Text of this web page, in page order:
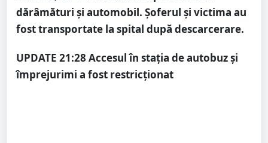
dărâmături și automobil. Șoferul și victima au
fost transportate la spital după descarcerare.
UPDATE 21:28 Accesul în stația de autobuz și
împrejurimi a fost restricționat